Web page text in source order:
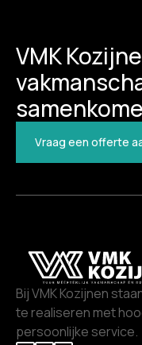
VMK
Vraag een offerte
Bij VMK Kozijnen
te realiseren met
persoonlijke service.